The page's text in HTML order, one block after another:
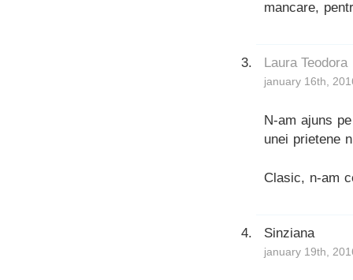
mancare,
Laura Teodora
january 16th,
N-am ajuns
unei prietene
Clasic, n-am
Sinziana
january 19th,